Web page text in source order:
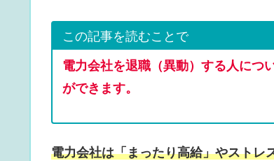
この記事を読むことで
電力会社を退職（異動）する人につ
ができます。
電力会社は「まったり高給」やストレ